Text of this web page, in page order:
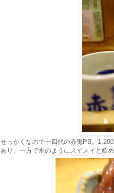
せっかくなので十四代の赤鬼PB。
あり、一方で水のようにスイスイと飲